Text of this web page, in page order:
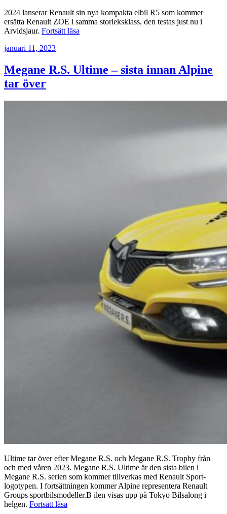
2024 lanserar Renault sin nya kompakta elbil R5 som kommer
ersätta Renault ZOE i samma storleksklass, den testas just nu i
Arvidsjaur. Fortsätt läsa
i
Sverige”
Publicerat
januari 11, 2023
Megane R.S. Ultime – sista innan Alpine
tar över
Ultime tar över efter Megane R.S. och Megane R.S. Trophy från
och med våren 2023. Megane R.S. Ultime är den sista bilen i
Megane R.S. serien som kommer tillverkas med Renault Sport-
logotypen. I fortsättningen kommer Alpine representera Renault
Groups sportbilsmodeller.B ilen visas upp på Tokyo Bilsalong i
helgen. Fortsätt läsa